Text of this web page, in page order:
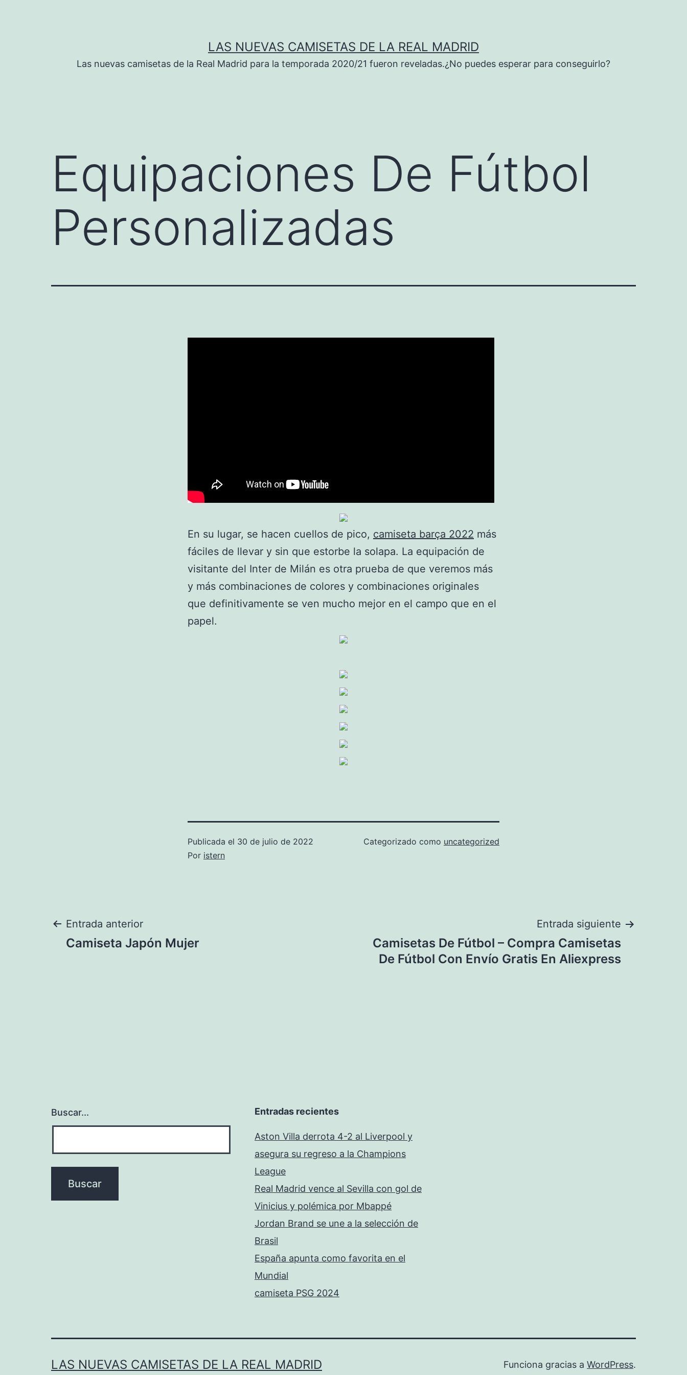
LAS NUEVAS CAMISETAS DE LA REAL MADRID
Las nuevas camisetas de la Real Madrid para la temporada 2020/21 fueron reveladas.¿No puedes esperar para conseguirlo?
Equipaciones De Fútbol
Personalizadas
En su lugar, se hacen cuellos de pico, camiseta barça 2022 más
fáciles de llevar y sin que estorbe la solapa. La equipación de
visitante del Inter de Milán es otra prueba de que veremos más
y más combinaciones de colores y combinaciones originales
que definitivamente se ven mucho mejor en el campo que en el
papel.
Publicada el 30 de julio de 2022
Por istern
Categorizado como uncategorized
Navegación
Entrada anterior
Camiseta Japón Mujer
Entrada siguiente
Camisetas De Fútbol – Compra Camisetas
De Fútbol Con Envío Gratis En Aliexpress
Buscar... Entradas recientes
Aston Villa derrota 4-2 al Liverpool y
asegura su regreso a la Champions
League
Real Madrid vence al Sevilla con gol de
Vinicius y polémica por Mbappé
Jordan Brand se une a la selección de
Brasil
España apunta como favorita en el
Mundial
camiseta PSG 2024
LAS NUEVAS CAMISETAS DE LA REAL MADRID Funciona gracias a WordPress.